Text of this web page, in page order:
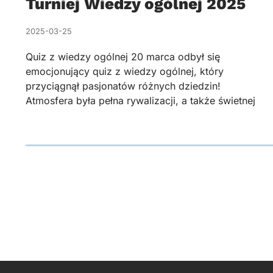
2025-03-25
Quiz z wiedzy ogólnej 20 marca odbył się
emocjonujący quiz z wiedzy ogólnej, który
przyciągnął pasjonatów różnych dziedzin!
Atmosfera była pełna rywalizacji, a także świetnej